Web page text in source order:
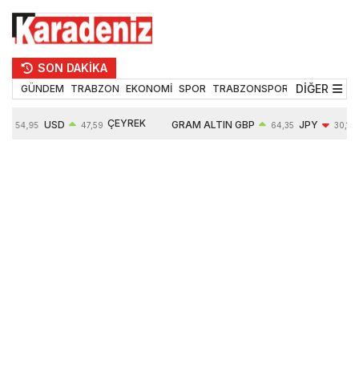
SON DAKİKA
GÜNDEM TRABZON EKONOMİ SPOR TRABZONSPOR TEKNOLOJİ
DİĞER
54,95 USD 47,59 ÇEYREK GRAM ALTIN GBP 64,35 JPY 30,17